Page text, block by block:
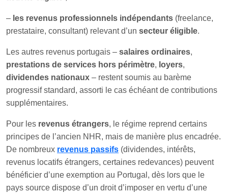
– les revenus professionnels indépendants (freelance,
prestataire, consultant) relevant d’un secteur éligible.
Les autres revenus portugais – salaires ordinaires,
prestations de services hors périmètre, loyers,
dividendes nationaux – restent soumis au barème
progressif standard, assorti le cas échéant de contributions
supplémentaires.
Pour les revenus étrangers, le régime reprend certains
principes de l’ancien NHR, mais de manière plus encadrée.
De nombreux revenus passifs (dividendes, intérêts,
revenus locatifs étrangers, certaines redevances) peuvent
bénéficier d’une exemption au Portugal, dès lors que le
pays source dispose d’un droit d’imposer en vertu d’une